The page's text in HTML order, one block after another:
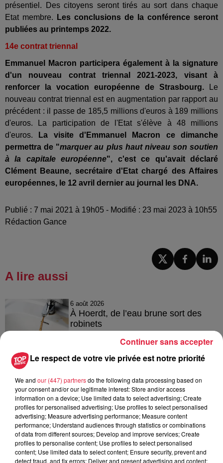
présentiel. Des citoyens seront tirés au sort dans chaque
Etat membre.
Les conclusions de la conférence seront
publiées au printemps 2022.
14e contrat triennal
Emmanuel Macron participera également à la signature
d'un nouveau contrat triennal 2021-2023, visant à
renforcer la vocation européenne de Strasbourg.
Le
nouveau contrat triennal est en augmentation par rapport au
précédent : il passe de 185,5 millions d'euros à 189 millions
d'euros. La participation de l'Etat s'élève à 48 millions
d'euros.
La visite d'Emmanuel Macron ce dimanche
permettra de "marquer au plus haut niveau son soutien
à la capitale européenne", c'est ce qu'avait déclaré
Clément Beaune, secrétaire d'Etat chargé des Affaires
européennes, le 12 avril dernier au journal les DNA.
Publié : 7 mai 2021 à 19h05 - Modifié : 23 mai 2023 à 10h55
Rédaction Gance
A lire aussi
6 août 2026
À Hoerdt, de l’eau brune sort des
robinets
Tags antisémites à Strasbourg :
Catherine Trautmann réagit
6 août 2026
Au zoo de Mulhouse : rencontre
avec les flamants rouges
Le respect de votre vie privée est notre priorité
We and our (447) partnersdo the following data processing based on
your consent and/or our legitimate interest: Store and/or access
information on a device; Use limited data to select advertising; Create
profiles for personalised advertising; Use profiles to select personalised
advertising; Measure advertising performance; Measure content
performance; Understand audiences through statistics or combinations
of data from different sources; Develop and improve services; Create
profiles to personalise content; Use profiles to select personalised
content; Use limited data to select content; Ensure security, prevent and
detect fraud, and fix errors; Deliver and present advertising and content;
Continuer sans accepter